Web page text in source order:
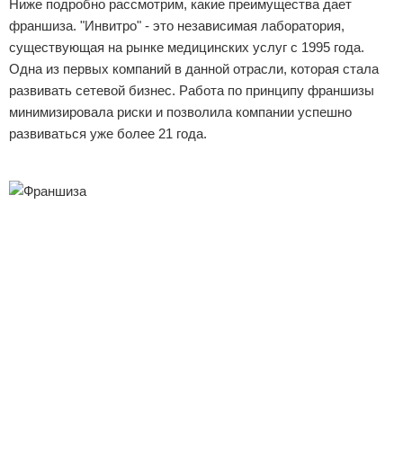
Ниже подробно рассмотрим, какие преимущества дает
франшиза. "Инвитро" - это независимая лаборатория,
существующая на рынке медицинских услуг с 1995 года.
Одна из первых компаний в данной отрасли, которая стала
развивать сетевой бизнес. Работа по принципу франшизы
минимизировала риски и позволила компании успешно
развиваться уже более 21 года.